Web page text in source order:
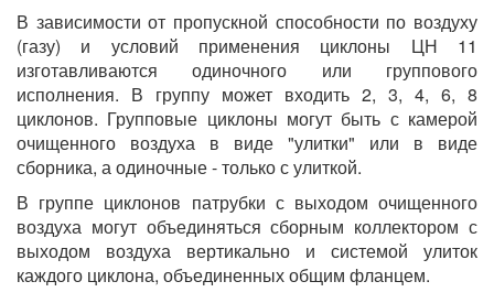
В зависимости от пропускной способности по воздуху
(газу) и условий применения циклоны ЦН 11
изготавливаются одиночного или группового
исполнения. В группу может входить 2, 3, 4, 6, 8
циклонов. Групповые циклоны могут быть с камерой
очищенного воздуха в виде "улитки" или в виде
сборника, а одиночные - только с улиткой.
В группе циклонов патрубки с выходом очищенного
воздуха могут объединяться сборным коллектором с
выходом воздуха вертикально и системой улиток
каждого циклона, объединенных общим фланцем.